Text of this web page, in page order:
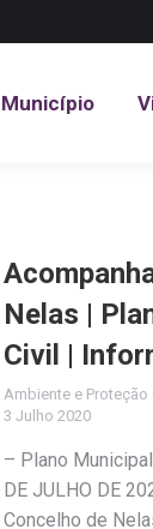
Município
Nelas |
Civil |
Ambiente e Proteção
3 Julho 2020
– Plano
DE JULHO DE
Concelho de
Município